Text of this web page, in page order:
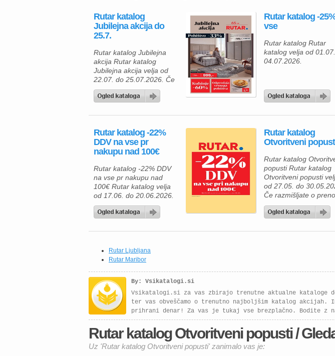
Rutar katalog
Jubilejna akcija do
25.7.
Rutar katalog Jubilejna
akcija Rutar katalog
Jubilejna akcija velja od
22.07. do 25.07.2026. Če
razmišljate o prenovi
spalnice ali opremljanju
jubilejna akcija Rutar
Rutar katalogu vas čakajo
kakovostne postelje,
prostorne garderobne
sestavi, ki združujejo
udobje, funkcionalnost ter
eleganten videz. Številni
modeli so na voljo […]
Rutar katalog -
vse
Rutar katalog Rutar
katalog velja od
04.07.2026.
Rutar katalog -22%
DDV na vse pr
nakupu nad 100€
Rutar katalog -22% DDV
na vse pr nakupu nad
100€ Rutar katalog velja
od 17.06. do 20.06.2026.
Če opremljate svoj dom in
iščete kakovostno pohištvo
aktualna ponudba Rutar
nakupu nad 100 € vam
priznajo ugodnost v višini
dodatne prihranke pri
prenovi dnevne […]
Rutar katalog
Otvoritveni
Rutar katalog
popusti Rutar katalog
Otvoritveni popusti
od 27.05. do
Če razmišljate o
kuhinje ali želite
domu dodati sodoben
ponudba Rutar
Rutar Ljubljana
Rutar Maribor
By: Vsikatalogi.si
Vsikatalogi.si za vas zbirajo trenutne aktualne kataloge
ter vas obveščamo o trenutno najboljšim katalog
prihrani denar! Za vas je tukaj vse brezplačno. Bodite z
Rutar katalog Otvoritveni popusti /
Uz 'Rutar katalog Otvoritveni popusti' zanimalo vas je: